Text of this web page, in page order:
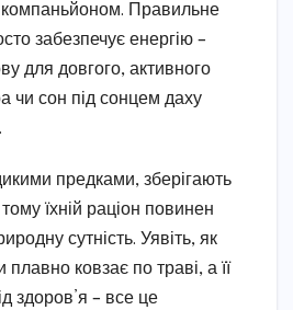
Правильне
забезпечує енергію –
для довгого, активного
чи сон під сонцем даху
предками, зберігають
їхній раціон повинен
сутність. Уявіть, як
плавно ковзає по траві, а її
здоров’я – все це